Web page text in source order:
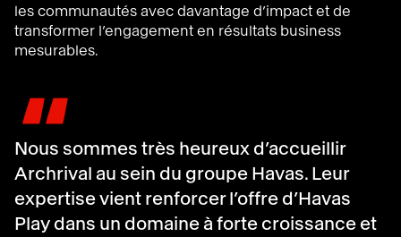
les communautés avec davantage d’impact et de
transformer l’engagement en résultats business
mesurables.
"
Nous sommes très heureux d’accueillir
Archrival au sein du groupe Havas. Leur
expertise vient renforcer l’offre d’Havas
Play dans un domaine à forte croissance et